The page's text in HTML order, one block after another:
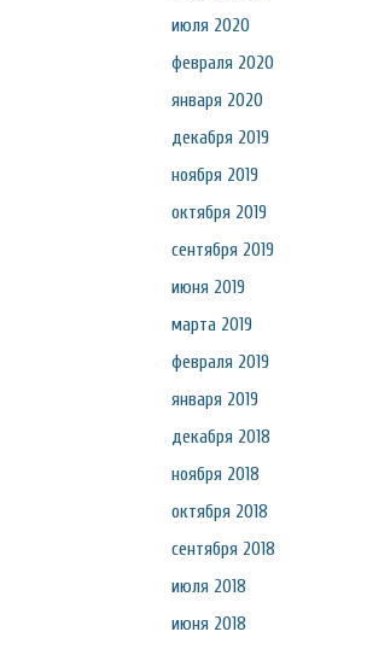
июля 2020
февраля 2020
января 2020
декабря 2019
ноября 2019
октября 2019
сентября 2019
июня 2019
марта 2019
февраля 2019
января 2019
декабря 2018
ноября 2018
октября 2018
сентября 2018
июля 2018
июня 2018